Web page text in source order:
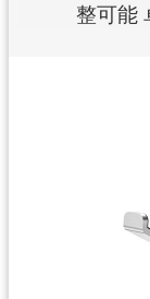
整可能